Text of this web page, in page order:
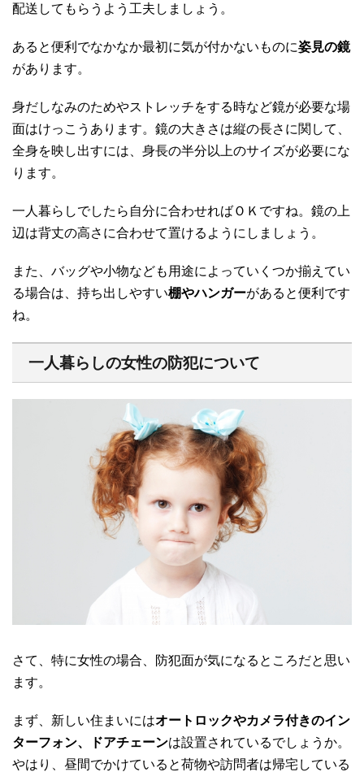
配送してもらうよう工夫しましょう。
あると便利でなかなか最初に気が付かないものに姿見の鏡
があります。
身だしなみのためやストレッチをする時など鏡が必要な場
面はけっこうあります。鏡の大きさは縦の長さに関して、
全身を映し出すには、身長の半分以上のサイズが必要にな
ります。
一人暮らしでしたら自分に合わせればＯＫですね。鏡の上
辺は背丈の高さに合わせて置けるようにしましょう。
また、バッグや小物なども用途によっていくつか揃えてい
る場合は、持ち出しやすい棚やハンガーがあると便利です
ね。
一人暮らしの女性の防犯について
さて、特に女性の場合、防犯面が気になるところだと思い
ます。
まず、新しい住まいにはオートロックやカメラ付きのイン
ターフォン、ドアチェーンは設置されているでしょうか。
やはり、昼間でかけていると荷物や訪問者は帰宅している